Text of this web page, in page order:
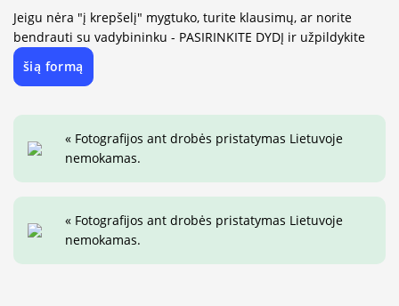
Jeigu nėra "į krepšelį" mygtuko, turite klausimų, ar norite
bendrauti su vadybininku - PASIRINKITE DYDĮ ir užpildykite
šią formą
« Fotografijos ant drobės pristatymas Lietuvoje
nemokamas.
« Fotografijos ant drobės pristatymas Lietuvoje
nemokamas.